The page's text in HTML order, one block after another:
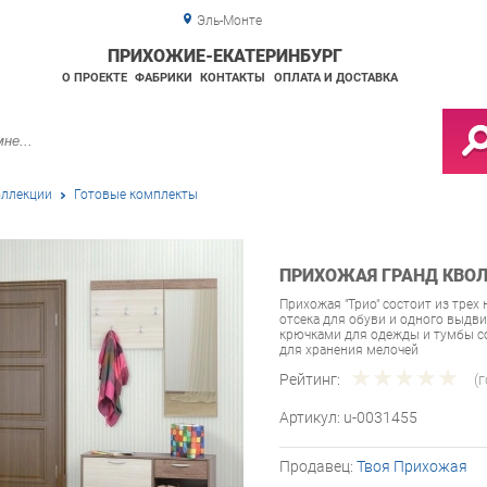
Эль-Монте
ПРИХОЖИЕ-ЕКАТЕРИНБУРГ
О ПРОЕКТЕ ФАБРИКИ КОНТАКТЫ ОПЛАТА И ДОСТАВКА
Готовые комплекты
ПРИХОЖАЯ ГРАНД
Прихожая "Трио" состоит из
отсека для обуви и одного
крючками для одежды и тумбы
для хранения мелочей
Рейтинг:
Артикул: u-0031455
Продавец: Твоя Прихожая